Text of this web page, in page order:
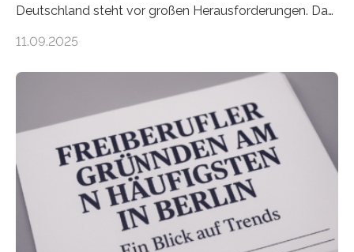
Deutschland steht vor großen Herausforderungen. Das
Dr. Matthias Beenken und Prof. Dr. Lukas Linnenbrink
Bundesverbands Deutscher Versicherungskaufleute e.V.
durchgeführt haben. Die Studie basiert auf den
Antworten von 1.440 selbstständigen
Versicherungsvertreter*innen und -makler*innen. Ein
Ergebnis: Deutlich mehr als die Hälfte der Befragten ist
über 50 Jahre alt und wird in den nächsten Jahren eine
Nachfolgeregelung benötigen. Aber nur ein Drittel hat
bereits Regelungen…
11.09.2025